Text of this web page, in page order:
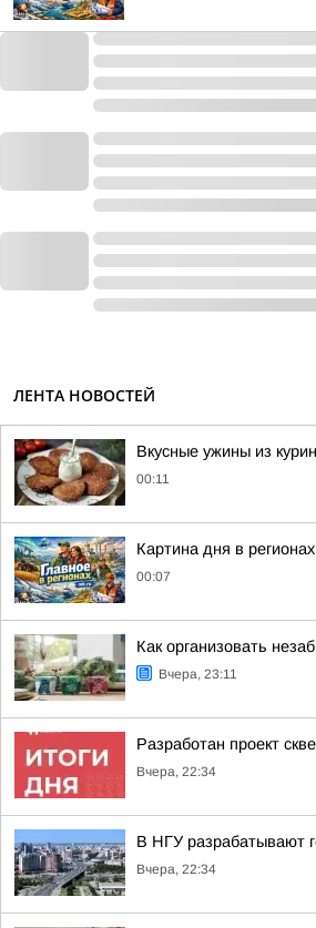
ЛЕНТА НОВОСТЕЙ
Вкусные ужины из
00:11
Картина дня в
00:07
Как организовать
Вчера, 23:11
Разработан проект
Вчера, 22:34
В НГУ разрабатывают
Вчера, 22:34